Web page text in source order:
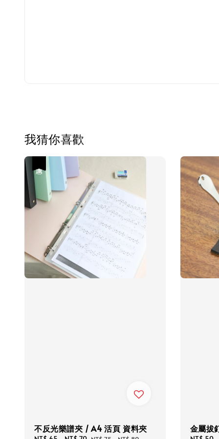
我猜你喜歡
不反光樂譜夾 / A4 活頁 資料夾 金屬拔